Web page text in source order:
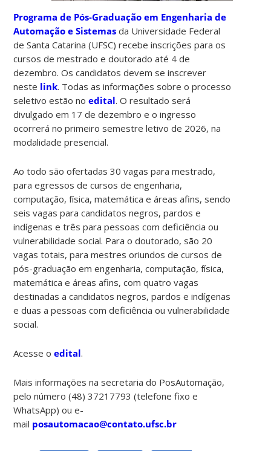
Programa de Pós-Graduação em Engenharia de
Automação e Sistemas da Universidade Federal
de Santa Catarina (UFSC) recebe inscrições para os
cursos de mestrado e doutorado até 4 de
dezembro. Os candidatos devem se inscrever
neste link. Todas as informações sobre o processo
seletivo estão noedital. O resultado será
divulgado em 17 de dezembro e o ingresso
ocorrerá no primeiro semestre letivo de 2026, na
modalidade presencial.
Ao todo são ofertadas 30 vagas para mestrado,
para egressos de cursos de engenharia,
computação, física, matemática e áreas afins, sendo
seis vagas para candidatos negros, pardos e
indígenas e três para pessoas com deficiência ou
vulnerabilidade social. Para o doutorado, são 20
vagas totais, para mestres oriundos de cursos de
pós-graduação em engenharia, computação, física,
matemática e áreas afins, com quatro vagas
destinadas a candidatos negros, pardos e indígenas
e duas a pessoas com deficiência ou vulnerabilidade
social.
Acesse oedital.
Mais informações na secretaria do PosAutomação,
pelo número (48) 37217793 (telefone fixo e
WhatsApp) ou e-
mail posautomacao@contato.ufsc.br